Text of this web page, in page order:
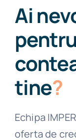
Ai
tine?
Echipa
oferta de